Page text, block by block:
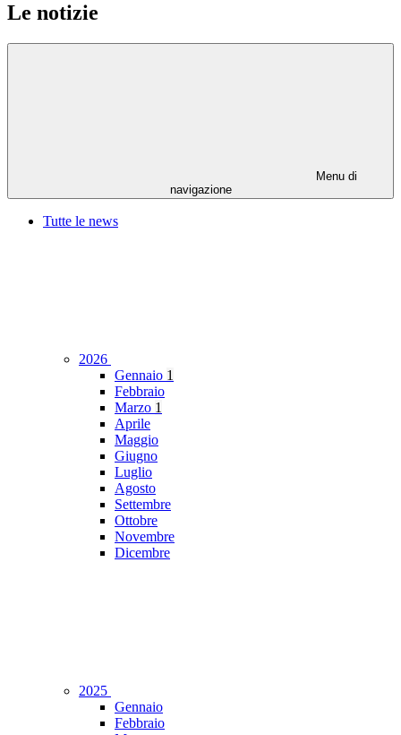
Le notizie
Menu di
navigazione
Tutte le news
2026
Gennaio 1
Febbraio
Marzo 1
Aprile
Maggio
Giugno
Luglio
Agosto
Settembre
Ottobre
Novembre
Dicembre
2025
Gennaio
Febbraio